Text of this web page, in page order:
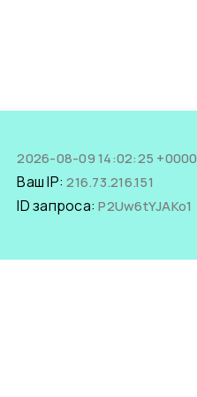
2026-08-09 14:02:25 +0000
Ваш IP:216.73.216.151
ID запроса:P2Uw6tYJAKo1